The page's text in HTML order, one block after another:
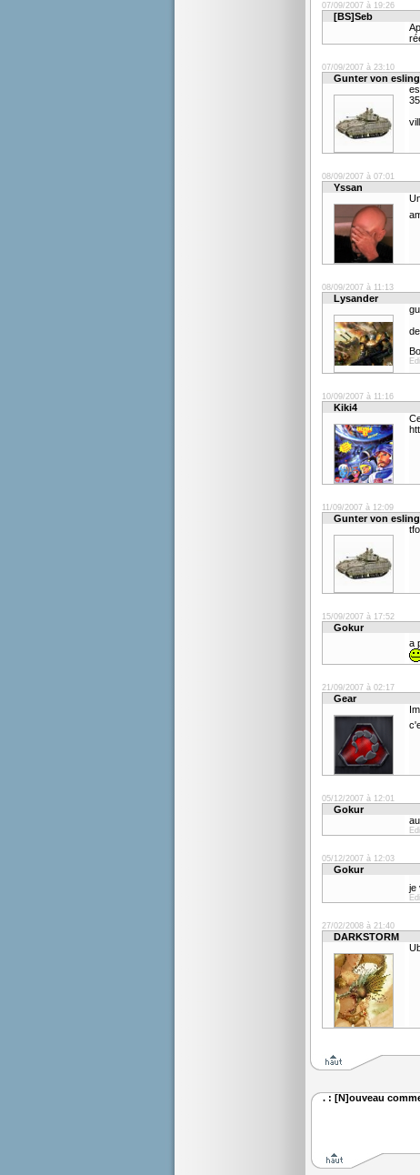
07/09/2007 à 19:26
[BS]Seb
07/09/2007 à 23:10
Gunter von esling
08/09/2007 à 07:01
Yssan
08/09/2007 à 11:13
Lysander
10/09/2007 à 11:16
Kiki4
11/09/2007 à 12:09
Gunter von esling
15/09/2007 à 17:52
Gokur
a
21/09/2007 à 02:17
Gear
05/12/2007 à 12:01
Gokur
05/12/2007 à 12:03
Gokur
je
27/02/2008 à 21:40
DARKSTORM
. : [N]ouveau